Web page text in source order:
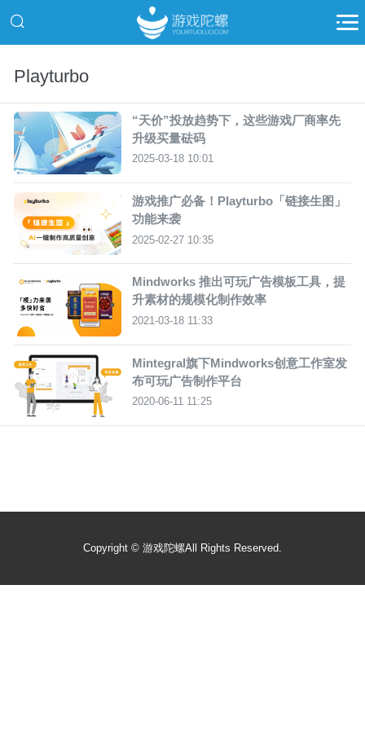
Playturbo
“天价”投放趋势下，这些游戏厂商率先
升级买量砝码
2025-03-18 10:01
游戏推广必备！Playturbo「链接生图」
功能来袭
2025-02-27 10:35
Mindworks 推出可玩广告模板工具，提
升素材的规模化制作效率
2021-03-18 11:33
Mintegral旗下Mindworks创意工作室发
布可玩广告制作平台
2020-06-11 11:25
Copyright © 游戏陀螺All Rights Reserved.